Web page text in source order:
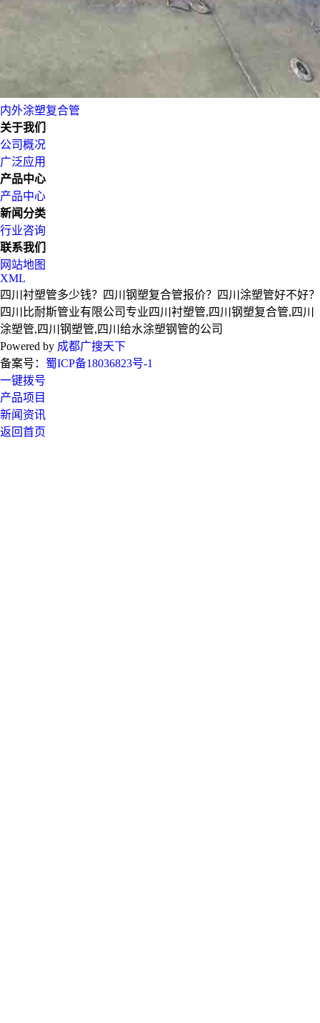
内外涂塑复合管
关于我们
公司概况
广泛应用
产品中心
产品中心
新闻分类
行业咨询
联系我们
网站地图
XML
四川衬塑管多少钱？四川钢塑复合管报价？四川涂塑管好不好？
四川比耐斯管业有限公司专业四川衬塑管,四川钢塑复合管,四川
涂塑管,四川钢塑管,四川给水涂塑钢管的公司
Powered by 成都广搜天下
备案号： 蜀ICP备18036823号-1
一键拨号
产品项目
新闻资讯
返回首页